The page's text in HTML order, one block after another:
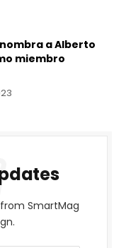
a Alberto
miembro
SmartMag